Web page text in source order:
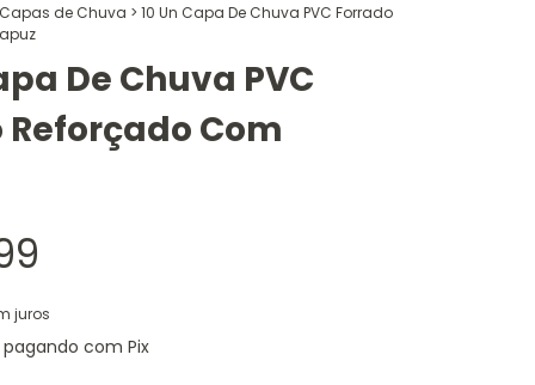
Capas de Chuva > 10 Un Capa De Chuva PVC Forrado
De Chuva PVC
Reforçado Com
juros
pagando com Pix